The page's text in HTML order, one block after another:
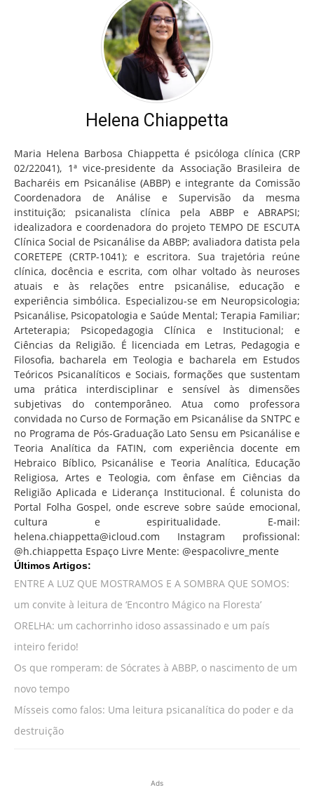
Helena Chiappetta
Maria Helena Barbosa Chiappetta é psicóloga clínica (CRP
02/22041), 1ª vice-presidente da Associação Brasileira de
Bacharéis em Psicanálise (ABBP) e integrante da Comissão
Coordenadora de Análise e Supervisão da mesma
instituição; psicanalista clínica pela ABBP e ABRAPSI;
idealizadora e coordenadora do projeto TEMPO DE ESCUTA
Clínica Social de Psicanálise da ABBP; avaliadora datista pela
CORETEPE (CRTP-1041); e escritora. Sua trajetória reúne
clínica, docência e escrita, com olhar voltado às neuroses
atuais e às relações entre psicanálise, educação e
experiência simbólica. Especializou-se em Neuropsicologia;
Psicanálise, Psicopatologia e Saúde Mental; Terapia Familiar;
Arteterapia; Psicopedagogia Clínica e Institucional; e
Ciências da Religião. É licenciada em Letras, Pedagogia e
Filosofia, bacharela em Teologia e bacharela em Estudos
Teóricos Psicanalíticos e Sociais, formações que sustentam
uma prática interdisciplinar e sensível às dimensões
subjetivas do contemporâneo. Atua como professora
convidada no Curso de Formação em Psicanálise da SNTPC e
no Programa de Pós-Graduação Lato Sensu em Psicanálise e
Teoria Analítica da FATIN, com experiência docente em
Hebraico Bíblico, Psicanálise e Teoria Analítica, Educação
Religiosa, Artes e Teologia, com ênfase em Ciências da
Religião Aplicada e Liderança Institucional. É colunista do
Portal Folha Gospel, onde escreve sobre saúde emocional,
cultura e espiritualidade. E-mail:
helena.chiappetta@icloud.com Instagram profissional:
@h.chiappetta Espaço Livre Mente: @espacolivre_mente
Últimos Artigos:
ENTRE A LUZ QUE MOSTRAMOS E A SOMBRA QUE SOMOS:
um convite à leitura de ‘Encontro Mágico na Floresta’
ORELHA: um cachorrinho idoso assassinado e um país
inteiro ferido!
Os que romperam: de Sócrates à ABBP, o nascimento de um
novo tempo
Mísseis como falos: Uma leitura psicanalítica do poder e da
destruição
Ads